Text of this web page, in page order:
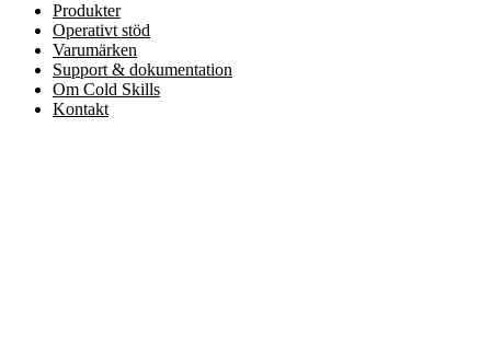
Produkter
Operativt stöd
Varumärken
Support & dokumentation
Om Cold Skills
Kontakt